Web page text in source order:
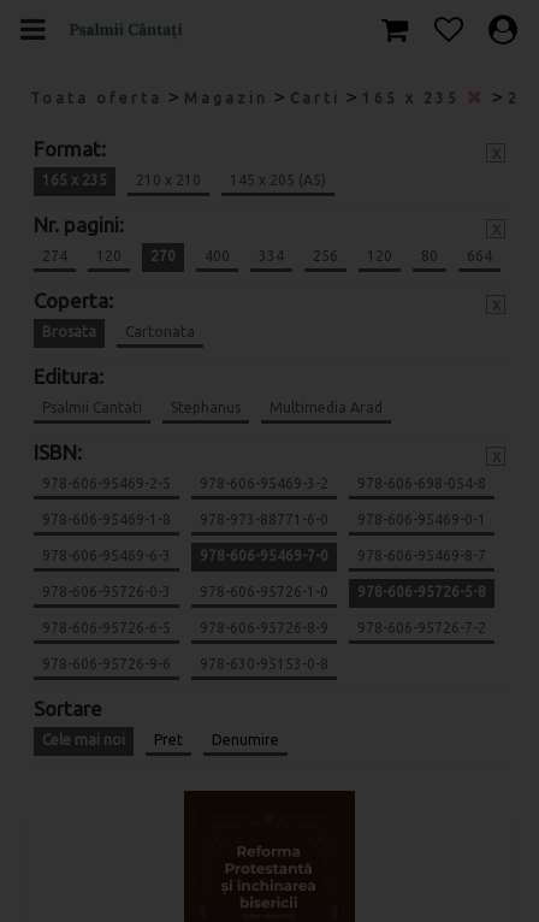
Toata oferta > Magazin > Carti > 165 x 235 >
Format:
165 x 235 210 x 210 145 x 205 (A5)
Nr. pagini:
274 120 270 400 334 256 120 80 664
Coperta:
Brosata Cartonata
Editura:
Psalmii Cantati Stephanus Multimedia Arad
ISBN:
978-606-95469-2-5 978-606-95469-3-2 978-606-698-054-8
978-606-95469-1-8 978-973-88771-6-0 978-606-95469-0-1
978-606-95469-6-3 978-606-95469-7-0 978-606-95469-8-7
978-606-95726-0-3 978-606-95726-1-0 978-606-95726-5-8
978-606-95726-6-5 978-606-95726-8-9 978-606-95726-7-2
978-606-95726-9-6 978-630-95153-0-8
Sortare
Cele mai noi Pret Denumire